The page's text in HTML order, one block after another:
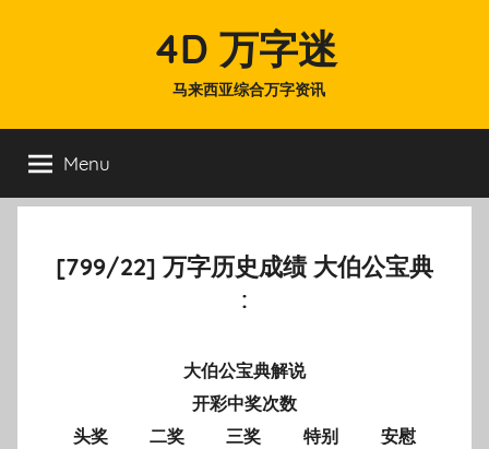
4D 万字迷
马来西亚综合万字资讯
Menu
[799/22] 万字历史成绩 大伯公宝典
:
大伯公宝典解说
开彩中奖次数
头奖
二奖 三奖 特别
安慰